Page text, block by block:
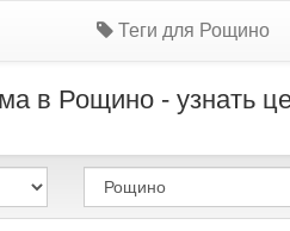
Теги для Рощино
в Рощино - узнать